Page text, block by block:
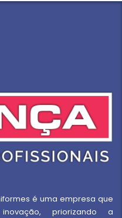
é uma empresa que
priorizando a